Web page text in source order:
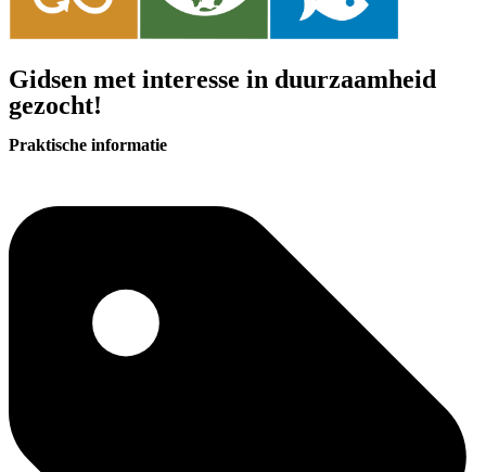
Gidsen met interesse in duurzaamheid
gezocht!
Praktische informatie